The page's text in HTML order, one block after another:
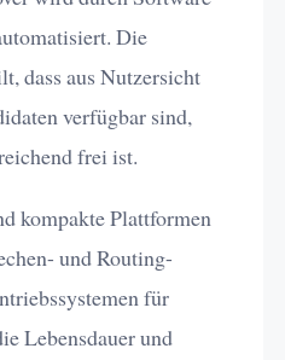
Die
dass aus Nutzersicht
verfügbar sind,
frei ist.
kompakte Plattformen
und Routing-
für
Lebensdauer und